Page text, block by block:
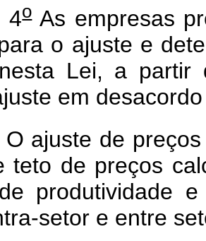
oAs empresas
o ajuste e
Lei, a partir
em
O ajuste de
teto de preços
produtividade
setor e entre